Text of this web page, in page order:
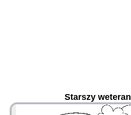
Starszy weteran